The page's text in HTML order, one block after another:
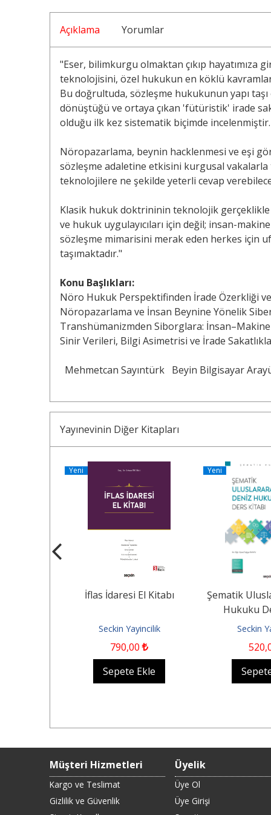
Açıklama Yorumlar
"Eser, bilimkurgu olmaktan çıkıp hayatımıza
teknolojisini, özel hukukun en köklü
Bu doğrultuda, sözleşme hukukunun yapı taşı
dönüştüğü ve ortaya çıkan 'fütüristik' irade
olduğu ilk kez sistematik biçimde incelenmiştir.
Nöropazarlama, beynin hacklenmesi ve eşi
sözleşme adaletine etkisini kurgusal
teknolojilere ne şekilde yeterli cevap
Klasik hukuk doktrininin teknolojik gerçeklikle
ve hukuk uygulayıcıları için değil; insan-
sözleşme mimarisini merak eden herkes için
taşımaktadır."
Konu Başlıkları:
Nöro Hukuk Perspektifinden İrade Özerkliği
Nöropazarlama ve İnsan Beynine Yönelik
Transhümanizmden Siborglara:
Sinir Verileri, Bilgi Asimetrisi ve İrade
Mehmetcan Sayıntürk Beyin Bilgisayar
Yayınevinin Diğer Kitapları
Yeni
İflas İdaresi El Kitabı
Seckin Yayincilik
790,00
Sepete Ekle
Yeni
Şematik
Hukuku
Seckin
520
Müşteri Hizmetleri
Kargo ve Teslimat
Gizlilik ve Güvenlik
Üyelik
Üye Ol
Üye Girişi